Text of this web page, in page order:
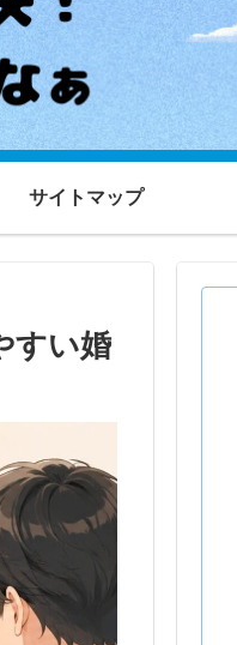
サイトマップ
すい婚